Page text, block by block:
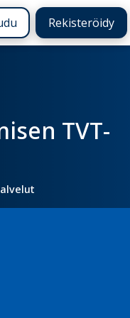
Rekisteröidy
TVT-